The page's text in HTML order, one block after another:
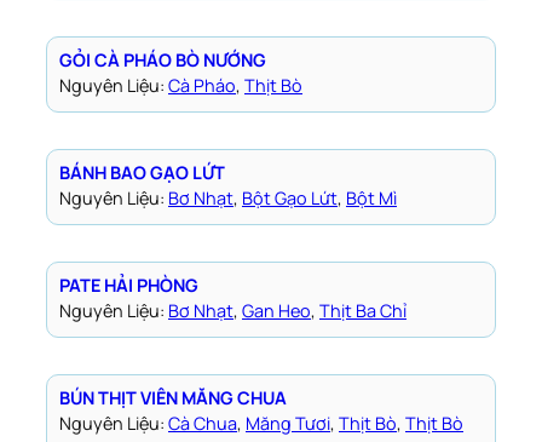
GỎI CÀ PHÁO BÒ NƯỚNG
Nguyên Liệu: Cà Pháo, Thịt Bò
BÁNH BAO GẠO LỨT
Nguyên Liệu: Bơ Nhạt, Bột Gạo Lứt, Bột Mì
PATE HẢI PHÒNG
Nguyên Liệu: Bơ Nhạt, Gan Heo, Thịt Ba Chỉ
BÚN THỊT VIÊN MĂNG CHUA
Nguyên Liệu: Cà Chua, Măng Tươi, Thịt Bò, Thịt Bò